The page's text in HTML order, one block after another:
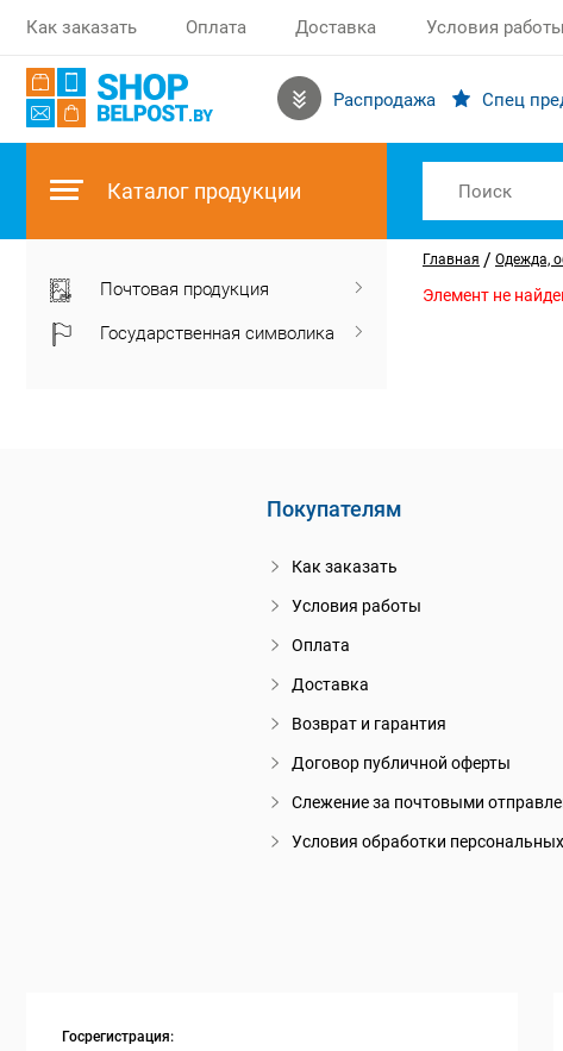
Как заказать Оплата Доставка Условия работы
Распродажа Спец
Каталог продукции
Почтовая продукция
Государственная символика
Главная / Одежда,
Элемент не
Покупателям
Как заказать
Условия работы
Оплата
Доставка
Возврат и гарантия
Договор публичной оферты
Слежение за почтовыми
Условия обработки
Госрегистрация: